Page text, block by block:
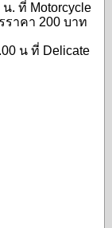
. ที่ Motorcycle
ราคา 200 บาท
น ที่ Delicate